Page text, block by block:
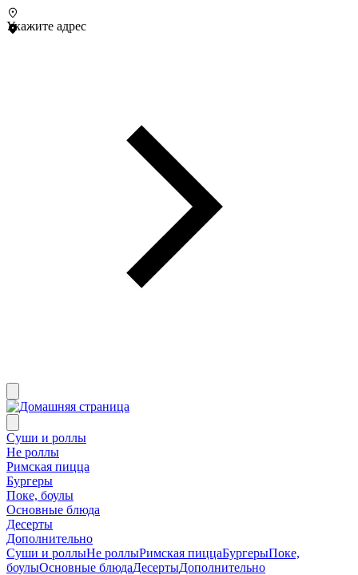
Укажите адрес
Суши и роллы
Не роллы
Римская пицца
Бургеры
Поке, боулы
Основные блюда
Десерты
Дополнительно
Суши и роллыНе роллыРимская пиццаБургерыПоке,
боулыОсновные блюдаДесертыДополнительно